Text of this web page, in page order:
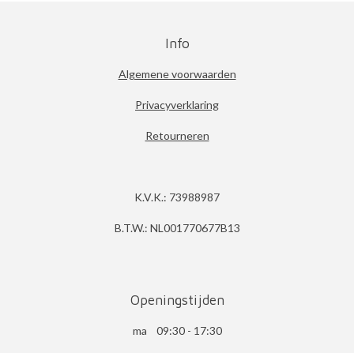
Info
Algemene voorwaarden
Privacyverklaring
Retourneren
K.V.K.: 73988987
B.T.W.: NL001770677B13
Openingstijden
ma 09:30 - 17:30